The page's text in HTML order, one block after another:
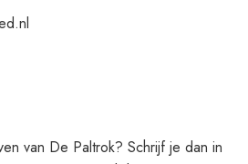
van De Paltrok? Schrijf je dan in